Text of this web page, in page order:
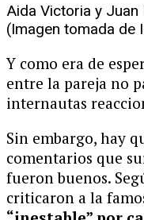
Aida Victoria y Juan
(Imagen tomada de
Y como era de
entre la pareja no
internautas
Sin embargo, hay
comentarios que
fueron buenos.
criticaron a la